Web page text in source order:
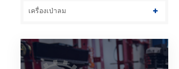
เครื่องเป่าลม